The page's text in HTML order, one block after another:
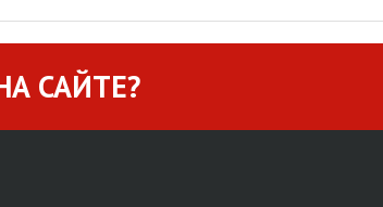
САЙТЕ?